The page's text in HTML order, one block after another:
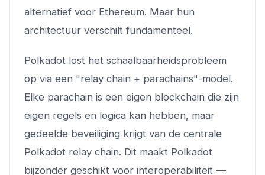
alternatief voor Ethereum. Maar hun
architectuur verschilt fundamenteel.
Polkadot lost het schaalbaarheidsprobleem
op via een "relay chain + parachains"-model.
Elke parachain is een eigen blockchain die zijn
eigen regels en logica kan hebben, maar
gedeelde beveiliging krijgt van de centrale
Polkadot relay chain. Dit maakt Polkadot
bijzonder geschikt voor interoperabiliteit —